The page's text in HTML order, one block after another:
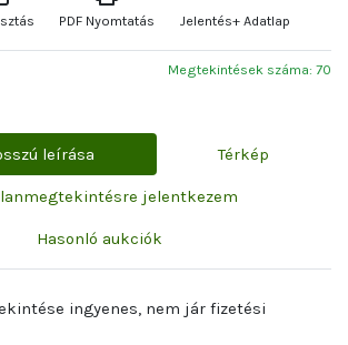
PDF Nyomtatás Jelentés+ Adatlap
Megtekintések száma: 70
leírása Térkép
jelentkezem
Hasonló aukciók
ingyenes, nem jár fizetési